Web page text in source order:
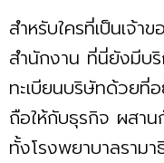
สำหรับใครที่เป็นเจ้า
สำนักงาน ที่นี่ยังมีบ
ทะเบียนบริษัทด้วยที่
ถือให้กับธุรกิจ ผสา
ทั้งโรงพยาบาลราม